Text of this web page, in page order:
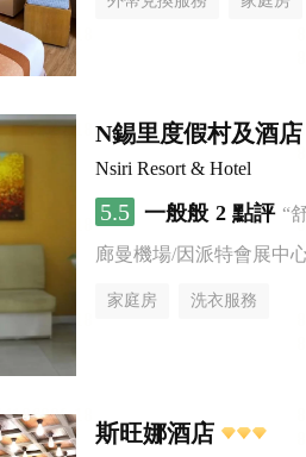
N錫里度假村及酒店
Nsiri Resort & Hotel
5.5 一般般 2 點評 “
廊曼機場/因派特會展中
家庭房 洗衣服務
斯旺娜酒店